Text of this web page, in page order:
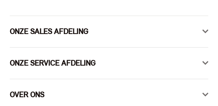
ONZE SALES AFDELING
ONZE SERVICE AFDELING
OVER ONS